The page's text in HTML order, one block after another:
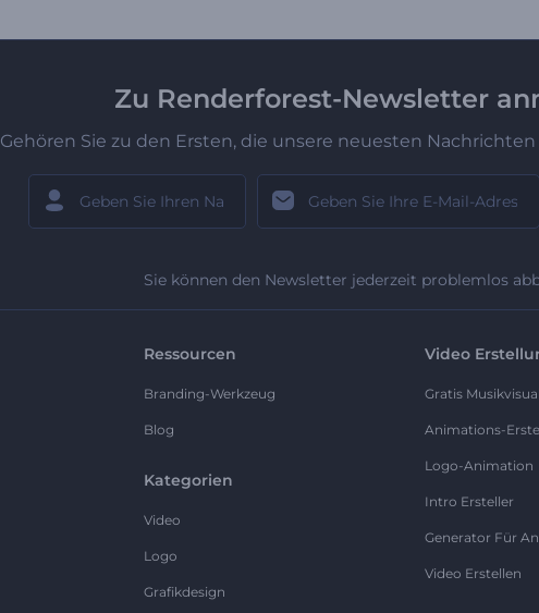
Zu Renderforest-Newsletter
Gehören Sie zu den Ersten, die unsere neuesten
Sie können den Newsletter jederzeit problemlos
Ressourcen
Branding-Werkzeug
Blog
Kategorien
Video
Logo
Grafikdesign
Video
Gratis
Animations-
Logo-Animation
Intro Ersteller
Generator Für
Video Erstellen